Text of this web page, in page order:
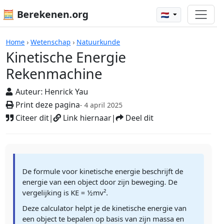
🧮 Berekenen.org 🇳🇱
Home › Wetenschap › Natuurkunde
Kinetische Energie
Rekenmachine
Auteur: Henrick Yau
Print deze pagina- 4 april 2025
Citeer dit| Link hiernaar| Deel dit
Rekenmachines
De formule voor kinetische energie beschrijft de
energie van een object door zijn beweging. De
vergelijking is KE = ½mv².
Deze calculator helpt je de kinetische energie van
een object te bepalen op basis van zijn massa en